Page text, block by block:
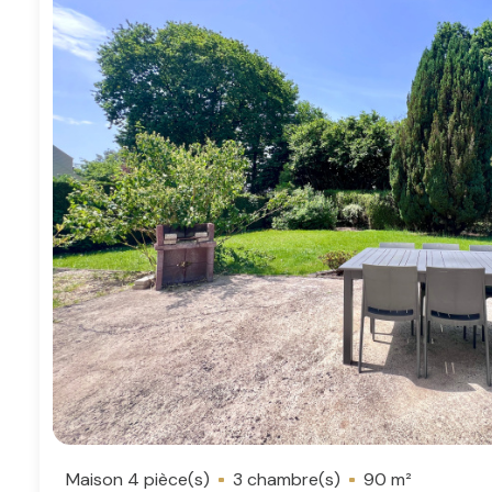
Maison 4 pièce(s) 3 chambre(s) 90 m²